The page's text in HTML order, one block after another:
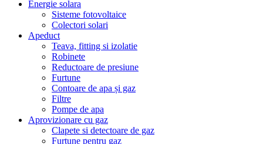
Energie solara
Sisteme fotovoltaice
Colectori solari
Apeduct
Teava, fitting si izolatie
Robinete
Reductoare de presiune
Furtune
Contoare de apa și gaz
Filtre
Pompe de apa
Aprovizionare cu gaz
Clapete si detectoare de gaz
Furtune pentru gaz